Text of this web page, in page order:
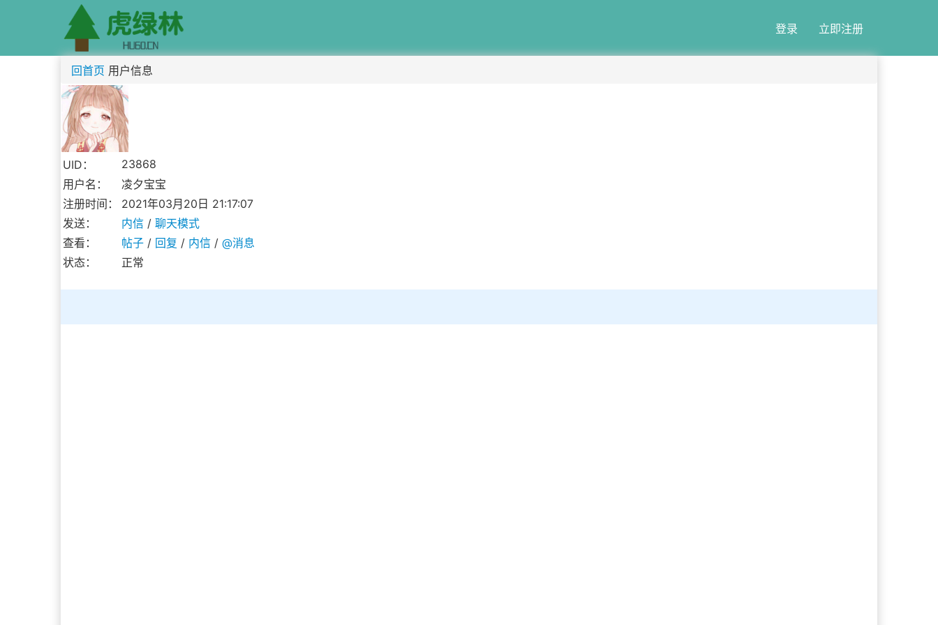
登录 立即注册
回首页 用户信息
UID：
23868
用户名：
凌夕宝宝
注册时间：
2021年03月20日 21:17:07
发送：
内信 / 聊天模式
查看：
帖子 / 回复 / 内信 / @消息
状态：
正常